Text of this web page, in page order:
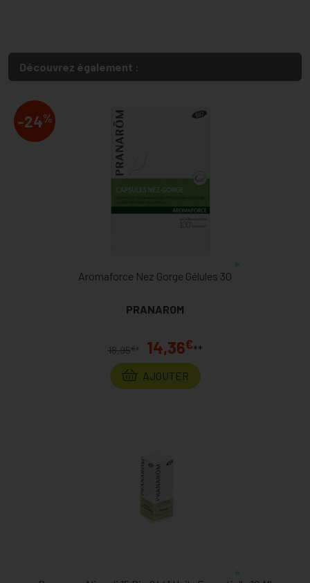
Découvrez également :
-24%
Aromaforce Nez Gorge Gélules 30
PRANAROM
18,95€ * 14,36€**
AJOUTER